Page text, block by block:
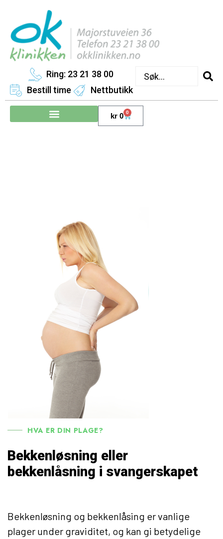
Ring: 23 21 38 00
Bestill time
Nettbutikk
kr 0 0
HVA ER DIN PLAGE?
Bekkenløsning eller
bekkenlåsning i svangerskapet
Bekkenløsning og bekkenlåsing er vanlige
plager under graviditet, og kan gi betydelige